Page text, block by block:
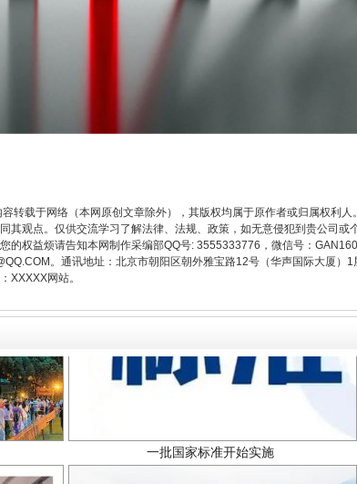
转载于网络（本网原创文章除外），其版权均属于原作者或归属权利
其观点。仅供交流学习了解法律、法规、政策，如无意侵犯到贵公司
的权益烦请告知本网制作采编部QQ号: 3555333776，微信号：
。通讯地址：北京市朝阳区朝外雅宝路12号（华声国际大厦）
XXXXX网站。